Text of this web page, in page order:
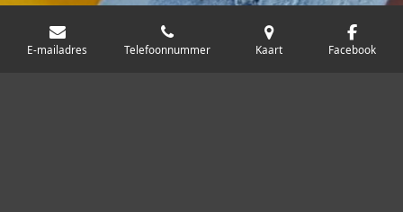
E-mailadres Telefoonnummer Kaart Facebook